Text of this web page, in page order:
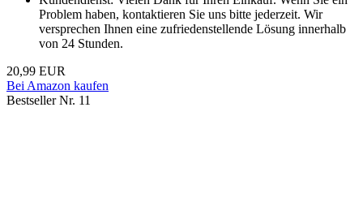
Problem haben, kontaktieren Sie uns bitte jederzeit. Wir
versprechen Ihnen eine zufriedenstellende Lösung innerhalb
von 24 Stunden.
20,99 EUR
Bei Amazon kaufen
Bestseller Nr. 11